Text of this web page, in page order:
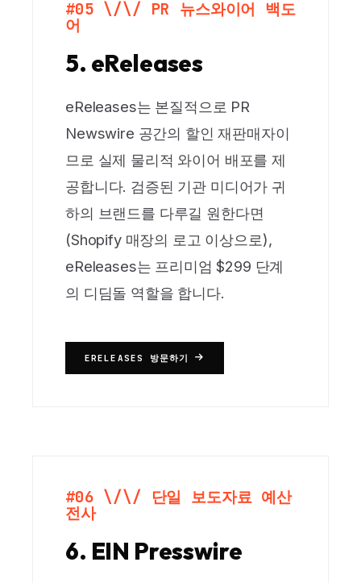
#05 \/\/ PR 뉴스와이어 백도
어
5. eReleases
eReleases는 본질적으로 PR
Newswire 공간의 할인 재판매자이
므로 실제 물리적 와이어 배포를 제
공합니다. 검증된 기관 미디어가 귀
하의 브랜드를 다루길 원한다면
(Shopify 매장의 로고 이상으로),
eReleases는 프리미엄 $299 단계
의 디딤돌 역할을 합니다.
ERELEASES 방문하기
#06 \/\/ 단일 보도자료 예산
전사
6. EIN Presswire